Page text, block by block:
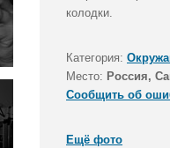
колодки.
Категория:
Место: Россия,
Сообщить об
Ещё фото